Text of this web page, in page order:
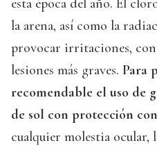
esta época del año. El
la arena, así como la
provocar irritaciones,
lesiones más graves. Para
recomendable el uso de
de sol con protección
cualquier molestia ocular,